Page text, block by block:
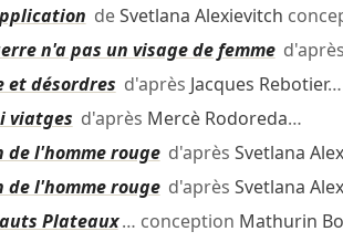
deSvetlana Alexievitch
n'a pas un visage de femmed'après
et désordres d'après Jacques Rebotier…
viatges d'après Mercè Rodoreda…
de l'homme rouged'après Svetlana
de l'homme rouged'après Svetlana
Plateaux… conception Mathurin